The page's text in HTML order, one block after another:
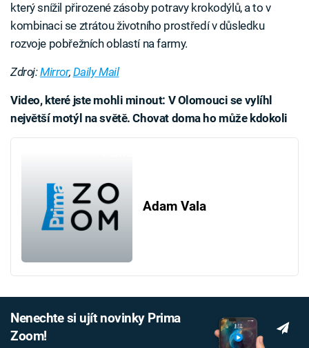
který snížil přirozené zásoby potravy krokodýlů, a to v
kombinaci se ztrátou životního prostředí v důsledku
rozvoje pobřežních oblastí na farmy.
Zdroj:Mirror, Daily Mail
Video, které jste mohli minout: V Olomouci se vylíhl
největší motýl na světě. Chovat doma ho může kdokoli
Adam Vala
Nenechte si ujít novinky Prima
Zoom!